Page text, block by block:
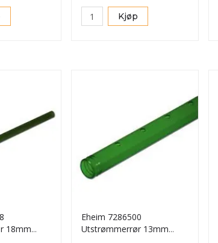
Kjøp
18mm
Eheim 7286500
Utstrømmerrør 13mm